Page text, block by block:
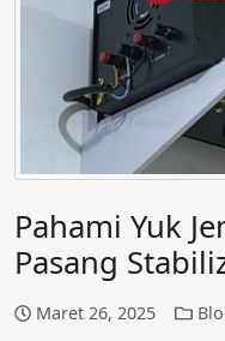
Pahami Yuk
Pasang
Maret 26, 2025